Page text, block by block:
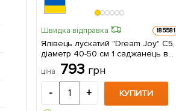
Швидка відправка 185581
Ялівець лускатий "Dream Joy" С5,
діаметр 40-50 см 1 саджанець в
упаковці
ціна 793 грн
- + КУПИТИ